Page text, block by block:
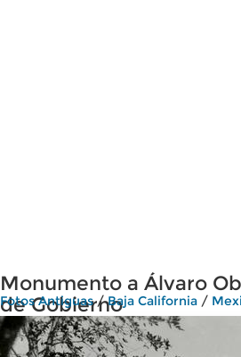
Monumento a Álvaro
de Gobierno
Fotos Antiguas/Baja California /